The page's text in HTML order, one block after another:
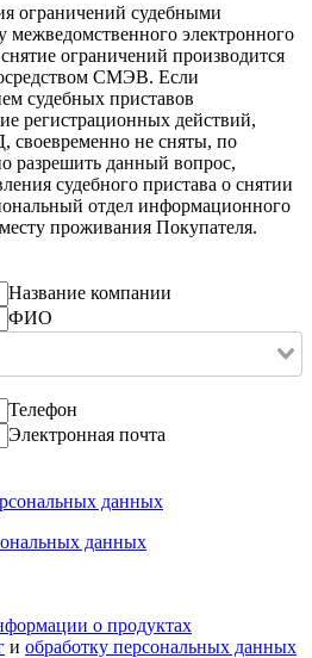
ограничений судебными
межведомственного электронного
ограничений производится
СМЭВ. Если
судебных приставов
регистрационных действий,
своевременно не сняты, по
разрешить данный вопрос,
судебного пристава о снятии
отдел информационного
проживания Покупателя.
Название компании
ФИО
Телефон
Электронная почта
данных
данных
о продуктах
и обработку персональных данных